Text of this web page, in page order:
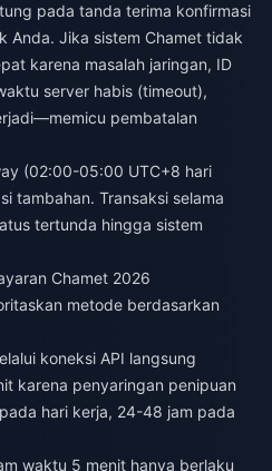
pada tanda terima konfirmasi
Anda. Jika sistem Chamet tidak
karena masalah jaringan, ID
server habis (timeout),
pembatalan
(02:00-05:00 UTC+8 hari
tambahan. Transaksi selama
tertunda hingga sistem
Chamet 2026
metode berdasarkan
koneksi API langsung
karena penyaringan penipuan
hari kerja, 24-48 jam pada
waktu 5 menit hanya berlaku